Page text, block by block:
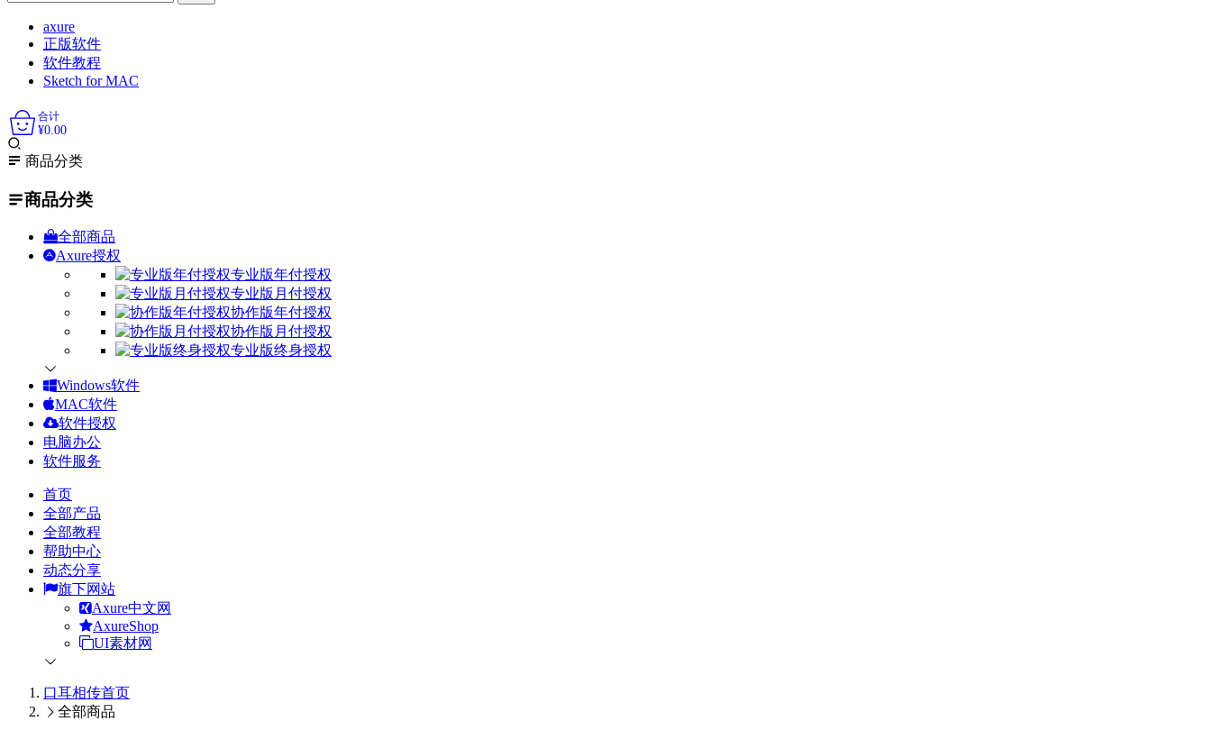
axure
正版软件
软件教程
Sketch for MAC
0 合计
¥0.00
商品分类
商品分类
全部商品
Axure授权
专业版年付授权
专业版月付授权
协作版年付授权
协作版月付授权
专业版终身授权
Windows软件
MAC软件
软件授权
电脑办公
软件服务
首页
全部产品
全部教程
帮助中心
动态分享
旗下网站
Axure中文网
AxureShop
UI素材网
口耳相传首页
全部商品